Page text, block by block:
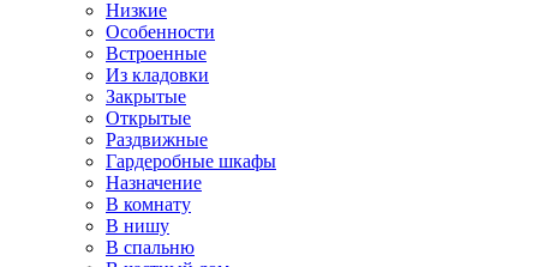
Низкие
Особенности
Встроенные
Из кладовки
Закрытые
Открытые
Раздвижные
Гардеробные шкафы
Назначение
В комнату
В нишу
В спальню